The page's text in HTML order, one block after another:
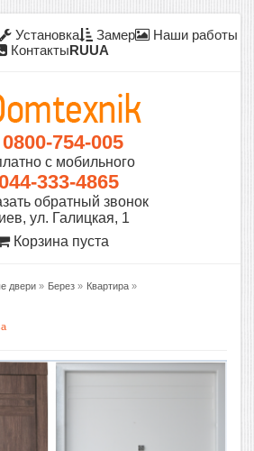
Установка Замер
Наши работы
КонтактыRUUA
754-005
с мобильного
333-4865
обратный звонок
ул. Галицкая, 1
Корзина пуста
двери » Берез » Квартира »